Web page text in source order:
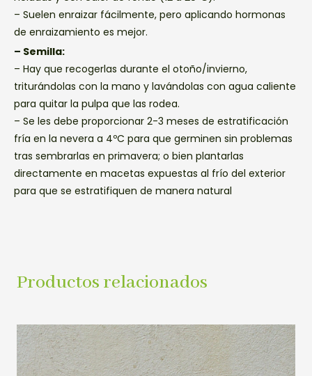
– Suelen enraizar fácilmente, pero aplicando hormonas
de enraizamiento es mejor.
– Semilla:
– Hay que recogerlas durante el otoño/invierno,
triturándolas con la mano y lavándolas con agua caliente
para quitar la pulpa que las rodea.
– Se les debe proporcionar 2-3 meses de estratificación
fría en la nevera a 4ºC para que germinen sin problemas
tras sembrarlas en primavera; o bien plantarlas
directamente en macetas expuestas al frío del exterior
para que se estratifiquen de manera natural
Productos relacionados